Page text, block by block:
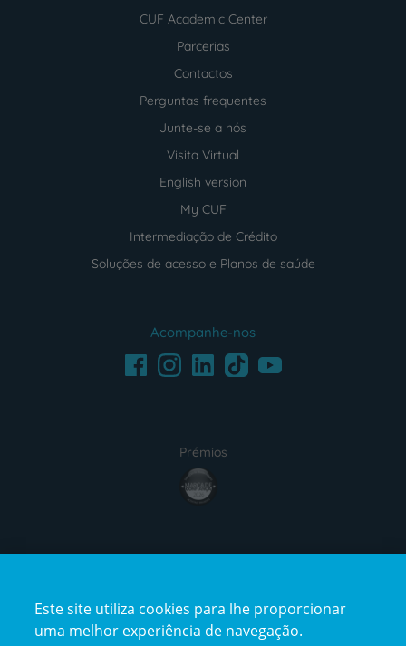
CUF Academic Center
Parcerias
Contactos
Perguntas frequentes
Junte-se a nós
Visita Virtual
English version
My CUF
Intermediação de Crédito
Soluções de acesso e Planos de saúde
Acompanhe-nos
FacebookInstagramLinkedInTikTokYoutube
Prémios
award4
certification2certification3
Este site utiliza cookies para lhe proporcionar
uma melhor experiência de navegação.